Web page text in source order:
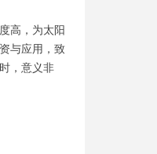
高，为太阳
与应用，致
，意义非